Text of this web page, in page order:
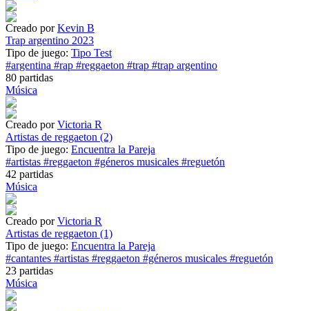
Creado porKevin B
Trap argentino 2023
Tipo de juego: Tipo Test
#argentina #rap #reggaeton #trap #trap argentino
80 partidas
Música
Creado porVictoria R
Artistas de reggaeton (2)
Tipo de juego: Encuentra la Pareja
#artistas #reggaeton #géneros musicales #reguetón
42 partidas
Música
Creado porVictoria R
Artistas de reggaeton (1)
Tipo de juego: Encuentra la Pareja
#cantantes #artistas #reggaeton #géneros musicales #reguetón
23 partidas
Música